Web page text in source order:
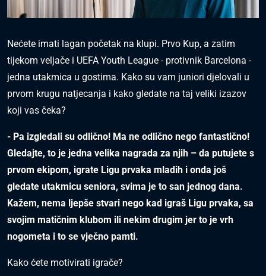
Nećete imati lagan početak na klupi. Prvo Kup, a zatim
tijekom veljače i UEFA Youth League - protivnik Barcelona -
jedna utakmica u gostima. Kako su vam juniori djelovali u
prvom krugu natjecanja i kako gledate na taj veliki izazov
koji vas čeka?
- Pa izgledali su odlično! Ma ne odlično nego fantastično!
Gledajte, to je jedna velika nagrada za njih – da putujete s
prvom ekipom, igrate Ligu prvaka mladih i onda još
gledate utakmicu seniora, svima je to san jednog dana.
Kažem, nema ljepše stvari nego kad igraš Ligu prvaka, sa
svojim matičnim klubom ili nekim drugim jer to je vrh
nogometa i to se vječno pamti.
Kako ćete motivirati igrače?